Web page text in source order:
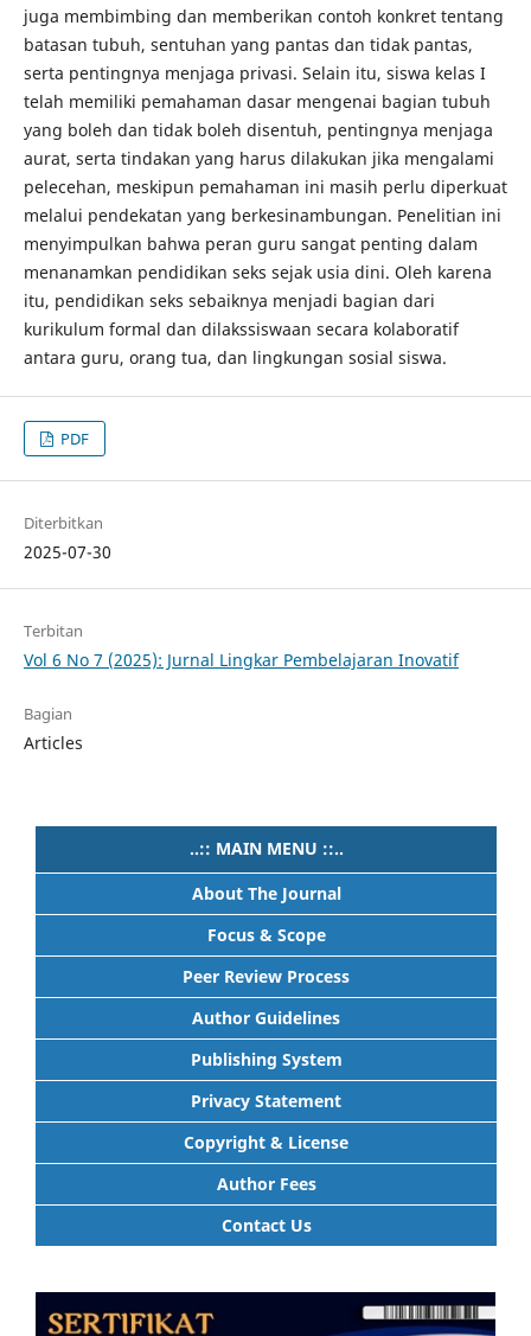
juga membimbing dan memberikan contoh konkret tentang
batasan tubuh, sentuhan yang pantas dan tidak pantas,
serta pentingnya menjaga privasi. Selain itu, siswa kelas I
telah memiliki pemahaman dasar mengenai bagian tubuh
yang boleh dan tidak boleh disentuh, pentingnya menjaga
aurat, serta tindakan yang harus dilakukan jika mengalami
pelecehan, meskipun pemahaman ini masih perlu diperkuat
melalui pendekatan yang berkesinambungan. Penelitian ini
menyimpulkan bahwa peran guru sangat penting dalam
menanamkan pendidikan seks sejak usia dini. Oleh karena
itu, pendidikan seks sebaiknya menjadi bagian dari
kurikulum formal dan dilakssiswaan secara kolaboratif
antara guru, orang tua, dan lingkungan sosial siswa.
PDF
Diterbitkan
2025-07-30
Terbitan
Vol 6 No 7 (2025): Jurnal Lingkar Pembelajaran Inovatif
Bagian
Articles
..:: MAIN MENU ::..
About The Journal
Focus & Scope
Peer Review Process
Author Guidelines
Publishing System
Privacy Statement
Copyright & License
Author Fees
Contact Us